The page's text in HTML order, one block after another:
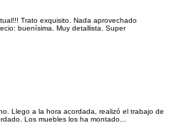
Trato exquisito. Nada aprovechado
buenísima. Muy detallista. Super
Llego a la hora acordada, realizó el trabajo de
Los muebles los ha montado...